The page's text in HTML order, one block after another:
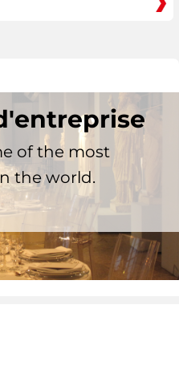
of the most
the world.